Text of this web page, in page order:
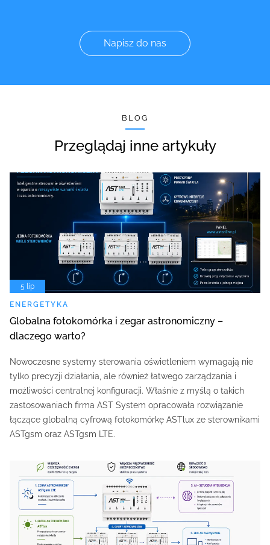
Napisz do nas
BLOG
Przeglądaj inne artykuły
5 lip
ENERGETYKA
Globalna fotokomórka i zegar astronomiczny –
dlaczego warto?
Nowoczesne systemy sterowania oświetleniem wymagają nie
tylko precyzji działania, ale również łatwego zarządzania i
możliwości centralnej konfiguracji. Właśnie z myślą o takich
zastosowaniach firma AST System opracowała rozwiązanie
łączące globalną cyfrową fotokomórkę ASTlux ze sterownikami
ASTgsm oraz ASTgsm LTE.